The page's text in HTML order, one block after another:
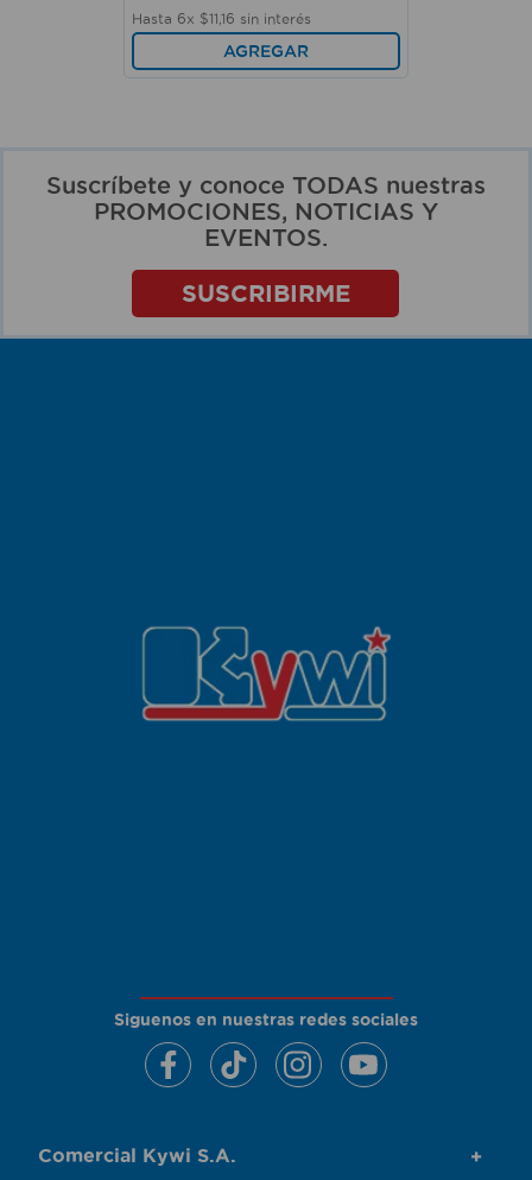
Hasta 6x $11 16 sin interés
AGREGAR
Suscríbete y conoce TODAS nuestras
PROMOCIONES, NOTICIAS Y
EVENTOS.
SUSCRIBIRME
Siguenos en nuestras redes sociales
Comercial Kywi S.A. +